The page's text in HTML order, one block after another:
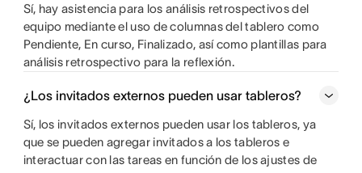
Sí, hay asistencia para los análisis retrospectivos del
equipo mediante el uso de columnas del tablero como
Pendiente, En curso, Finalizado, así como plantillas para
análisis retrospectivo para la reflexión.
¿Los invitados externos pueden usar tableros?
Sí, los invitados externos pueden usar los tableros, ya
que se pueden agregar invitados a los tableros e
interactuar con las tareas en función de los ajustes de